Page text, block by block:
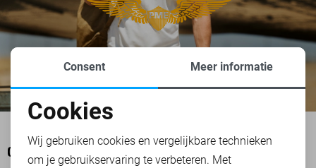
OOK HET BEKIJKEN WAARD
Noodzakelijke cookies
Personalisatie cookies
Consent Meer informatie
Cookies
Wij gebruiken cookies en vergelijkbare technieken
om je gebruikservaring te verbeteren. Met